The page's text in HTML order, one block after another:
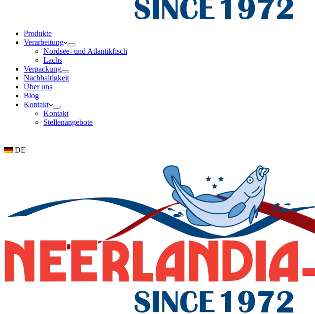
Produkte
Verarbeitung
Nordsee- und Atlantikfisch
Lachs
Verpackung
Nachhaltigkeit
Über uns
Blog
Kontakt
Kontakt
Stellenangebote
DE